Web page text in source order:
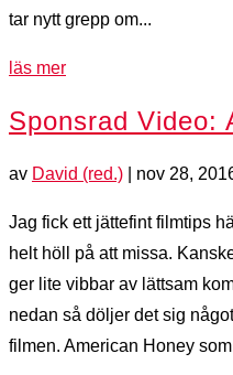
tar nytt grepp om...
läs mer
Sponsrad Video:
av David (red.) nov 28,
Jag fick ett jättefint filmtips
helt höll på att missa.
ger lite vibbar av lättsam
nedan så döljer det sig
filmen. American Honey